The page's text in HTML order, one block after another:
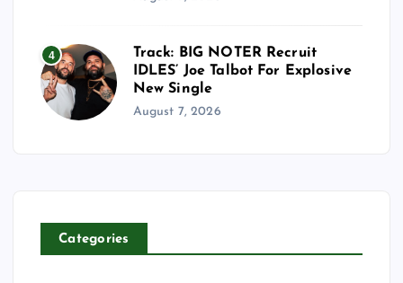
4
Track: BIG NOTER Recruit
IDLES’ Joe Talbot For Explosive
New Single
August 7, 2026
Categories